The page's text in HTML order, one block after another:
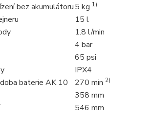
bez akumulátoru5 kg 1)
15 l
1.8 l/min
4 bar
65 psi
IPX4
baterie AK 10
270 min 2)
358 mm
546 mm